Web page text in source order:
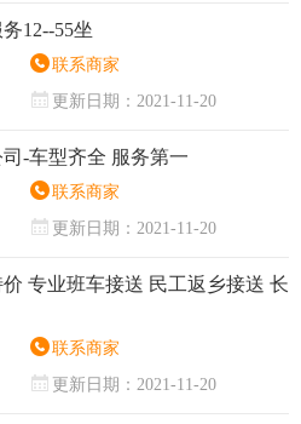
12--55坐
联系商家
更新日期： 2021-11-20
-车型齐全 服务第一
联系商家
更新日期： 2021-11-20
专业班车接送 民工返乡接送 长
联系商家
更新日期： 2021-11-20